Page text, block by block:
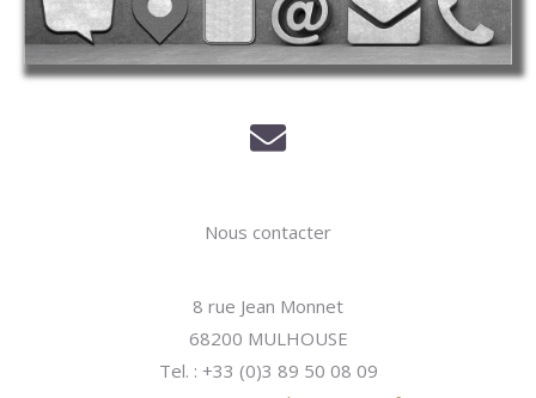
Nous contacter
8 rue Jean Monnet
68200 MULHOUSE
Tel. : +33 (0)3 89 50 08 09